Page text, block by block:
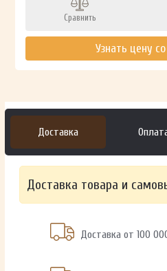
Сравнить
Узнать цену
Доставка
Доставка товара и
Доставка от 100